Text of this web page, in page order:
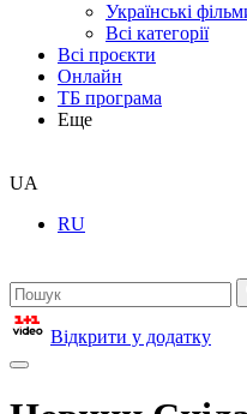
Українські
Всі категорії
Всі проєкти
Онлайн
ТБ програма
Еще
UA
RU
Відкрити у додатку